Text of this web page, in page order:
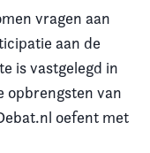
vragen aan
aan de
is vastgelegd in
opbrengsten van
oefent met